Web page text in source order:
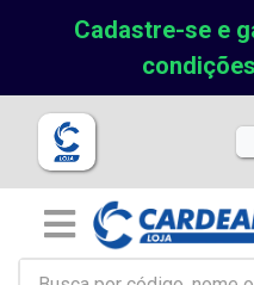
Cadastre-se e